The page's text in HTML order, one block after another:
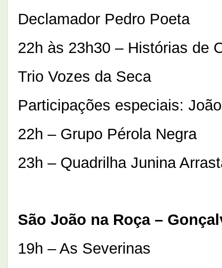
Declamador Pedro Poeta
22h às 23h30 – Histórias de
Trio Vozes da Seca
Participações especiais:
22h – Grupo Pérola Negra
23h – Quadrilha Junina
São João na Roça –
19h – As Severinas